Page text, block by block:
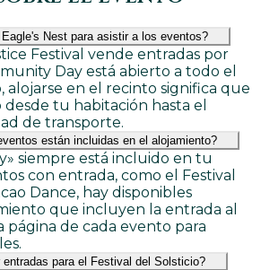
Nest para asistir a los eventos?
Festival vende entradas por
Day está abierto a todo el
alojarse en el recinto significa que
tu habitación hasta el
de transporte.
están incluidas en el alojamiento?
siempre está incluido en tu
con entrada, como el Festival
Dance, hay disponibles
que incluyen la entrada al
página de cada evento para
para el Festival del Solsticio?